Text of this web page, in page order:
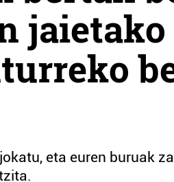
jaietako
eta euren buruak